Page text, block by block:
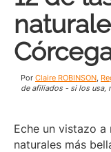
-
blog
de
Por Claire ROBINSON
de afiliados - si los usa,
Eche un vistazo
naturales más